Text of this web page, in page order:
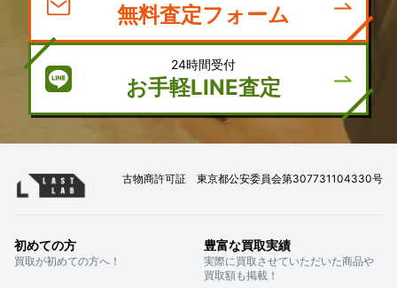
無料査定フォーム
24時間受付
お手軽LINE査定
古物商許可証 東京都公安委員会第307731104330号
初めての方
買取が初めての方へ！
豊富な買取実績
実際に買取させていただいた商品や
買取額も掲載！